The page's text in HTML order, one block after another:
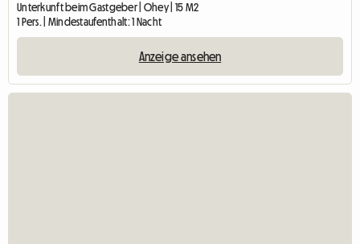
Unterkunft beim Gastgeber | Ohey | 15 M2
1 Pers. | Mindestaufenthalt: 1 Nacht
Anzeige ansehen